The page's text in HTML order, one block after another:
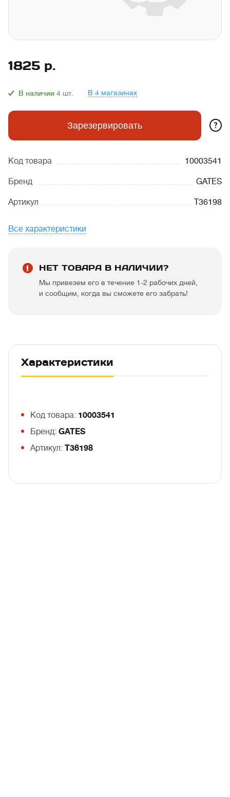
1825 р.
В наличии 4 шт. В 4 магазинах
Зарезервировать ?
Код товара 10003541
Бренд GATES
Артикул T36198
Все характеристики
НЕТ ТОВАРА В НАЛИЧИИ?
Мы привезем его в течение 1-2 рабочих дней,
и сообщим, когда вы сможете его забрать!
Характеристики
Код товара: 10003541
Бренд: GATES
Артикул: T36198